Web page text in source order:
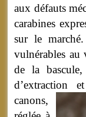
aux défauts
carabines
sur le
vulnérables au
de la
d’extraction
canons,